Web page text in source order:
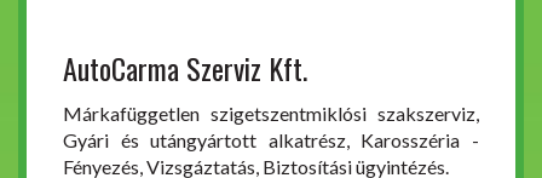
AutoCarma Szerviz Kft.
Márkafüggetlen szigetszentmiklósi szakszerviz,
Gyári és utángyártott alkatrész, Karosszéria -
Fényezés, Vizsgáztatás, Biztosítási ügyintézés.